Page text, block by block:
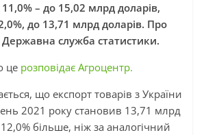
– до 15,02 млрд доларів,
до 13,71 млрд доларів. Про
Державна служба статистики.
це розповідає Агроцентр.
що експорт товарів з України
2021 року становив 13,71 млрд
більше, ніж за аналогічний